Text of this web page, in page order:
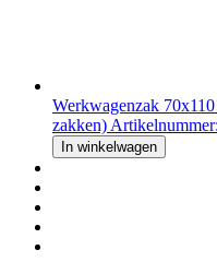
Werkwagenzak
zakken)
In winkelwagen